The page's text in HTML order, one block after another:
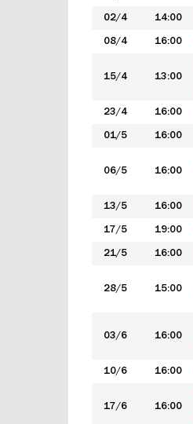
02/4 14:00
08/4 16:00
15/4 13:00
23/4 16:00
01/5 16:00
06/5 16:00
13/5 16:00
17/5 19:00
21/5 16:00
28/5 15:00
03/6 16:00
10/6 16:00
17/6 16:00